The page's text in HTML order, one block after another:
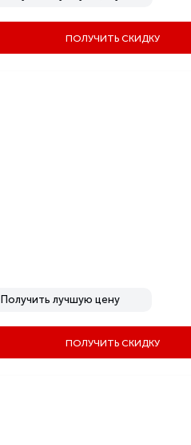
ПОЛУЧИТЬ СКИДКУ
Получить лучшую цену
ПОЛУЧИТЬ СКИДКУ